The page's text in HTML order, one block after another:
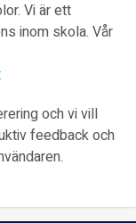
Vi är ett
inom skola. Vår
och vi vill
feedback och